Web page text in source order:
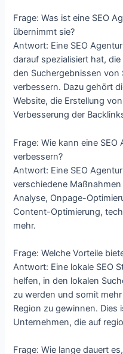
Frage: Was ist eine SEO
übernimmt sie?
Antwort: Eine SEO
darauf spezialisiert hat,
den Suchergebnissen
verbessern. Dazu gehört
Website, die Erstellung
Verbesserung der
Frage: Wie kann eine
verbessern?
Antwort: Eine SEO
verschiedene
Analyse, Onpage-
Content-Optimierung,
mehr.
Frage: Welche Vorteile
Antwort: Eine lokale SEO
helfen, in den lokalen
zu werden und somit
Region zu gewinnen.
Unternehmen, die auf
Frage: Wie lange dauert